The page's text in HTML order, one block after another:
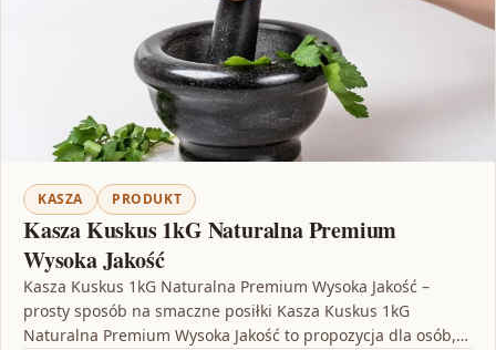
KASZA PRODUKT
Kasza Kuskus 1kG Naturalna Premium
Wysoka Jakość
Kasza Kuskus 1kG Naturalna Premium Wysoka Jakość –
prosty sposób na smaczne posiłki Kasza Kuskus 1kG
Naturalna Premium Wysoka Jakość to propozycja dla osób,…